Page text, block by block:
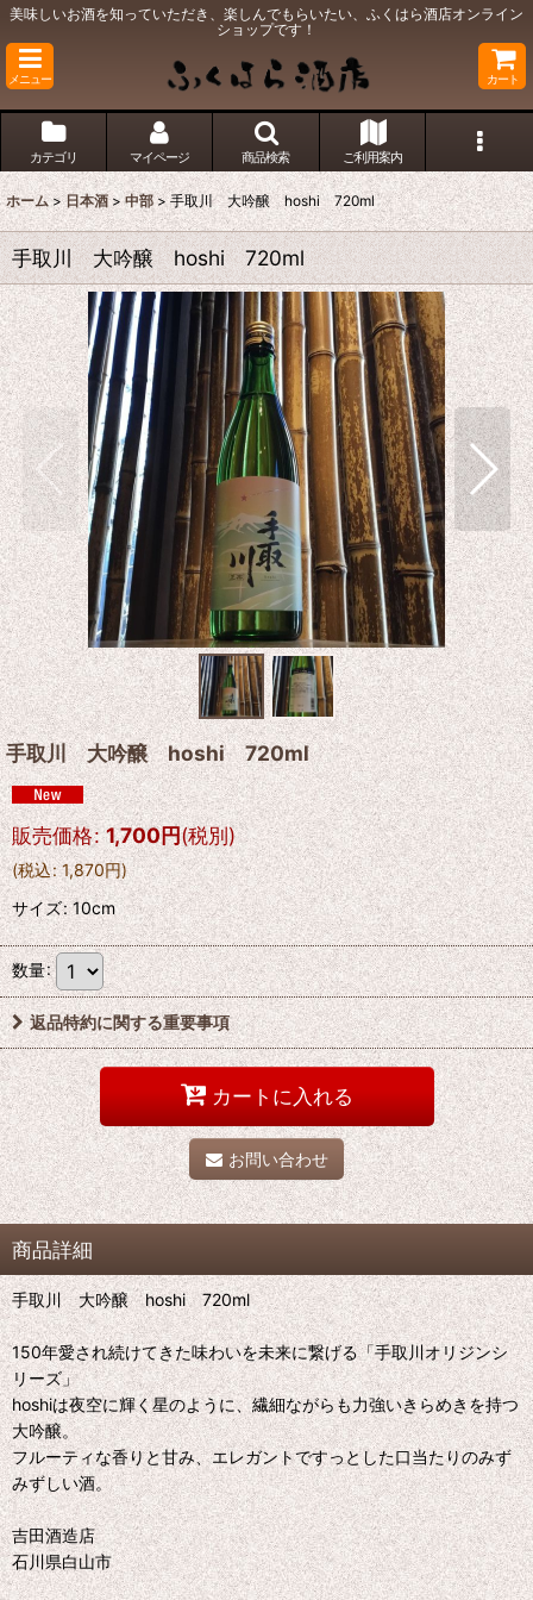
美味しいお酒を知っていただき、楽しんでもらいたい、ふくはら酒店オンライン
ショップです！
メニュー カート
カテゴリ マイページ 商品検索 ご利用案内
ホーム > 日本酒 > 中部 > 手取川 大吟醸 hoshi 720ml
手取川 大吟醸 hoshi 720ml
手取川 大吟醸 hoshi 720ml
販売価格: 1,700円(税別)
(税込: 1,870円)
サイズ:10cm
数量:
返品特約に関する重要事項
カートに入れる
お問い合わせ
商品詳細
手取川 大吟醸 hoshi 720ml
150年愛され続けてきた味わいを未来に繋げる「手取川オリジンシ
リーズ」
hoshiは夜空に輝く星のように、繊細ながらも力強いきらめきを持つ
大吟醸。
フルーティな香りと甘み、エレガントですっとした口当たりのみず
みずしい酒。
吉田酒造店
石川県白山市